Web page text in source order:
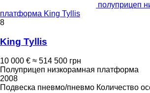
полуприцеп
платформа King Tyllis
8
King Tyllis
10 000 € ≈ 514 500 грн
Полуприцеп низкорамная платформа
2008
Подвеска пневмо/пневмо Количество